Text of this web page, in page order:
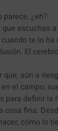
parece, ¿eh?
escuchas
te lo ha
El
que, aún a
el campo,
para definir la
cosa fina.
cómo lo